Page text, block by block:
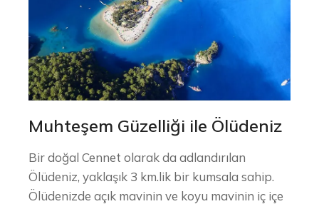
Muhteşem Güzelliği ile Ölüdeniz
Bir doğal Cennet olarak da adlandırılan
Ölüdeniz, yaklaşık 3 km.lik bir kumsala sahip.
Ölüdenizde açık mavinin ve koyu mavinin iç içe